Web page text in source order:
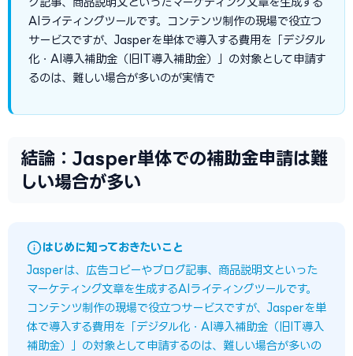
AIライティングツールです。コンテンツ制作の現場で役立つ
サービスですが、Jasperを単体で導入する費用を「デジタル
化・AI導入補助金（旧IT導入補助金）」の対象として申請す
るのは、難しい場合が多いのが実情で
結論：Jasper単体での補助金申請は難
しい場合が多い
はじめに知っておきたいこと
Jasperは、広告コピーやブログ記事、商品説明文といった
マーケティング文章を生成するAIライティングツールです。
コンテンツ制作の現場で役立つサービスですが、Jasperを単
体で導入する費用を「デジタル化・AI導入補助金（旧IT導入
補助金）」の対象として申請するのは、難しい場合が多いの